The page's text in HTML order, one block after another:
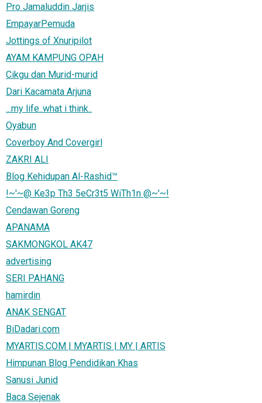
Pro Jamaluddin Jarjis
EmpayarPemuda
Jottings of Xnuripilot
AYAM KAMPUNG OPAH
Cikgu dan Murid-murid
Dari Kacamata Arjuna
...my life..what i think..
Oyabun
Coverboy And Covergirl
ZAKRI ALI
Blog Kehidupan Al-Rashid™
!~'~@ Ke3p Th3 5eCr3t5 WiTh1n @~'~!
Cendawan Goreng
APANAMA
SAKMONGKOL AK47
advertising
SERI PAHANG
hamirdin
ANAK SENGAT
BiDadari.com
MYARTIS.COM | MYARTIS | MY | ARTIS
Himpunan Blog Pendidikan Khas
Sanusi Junid
Baca Sejenak